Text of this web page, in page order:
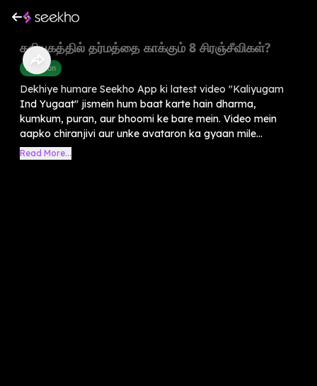
கலியுகத்தில் தர்மத்தை காக்கும் 8 சிரஞ்சீவிகள்?
Devotion
Dekhiye humare Seekho App ki latest video "Kaliyugam
Ind Yugaat" jismein hum baat karte hain dharma,
kumkum, puran, aur bhoomi ke bare mein. Video mein
aapko chiranjivi aur unke avataron ka gyaan mile...
Read More...